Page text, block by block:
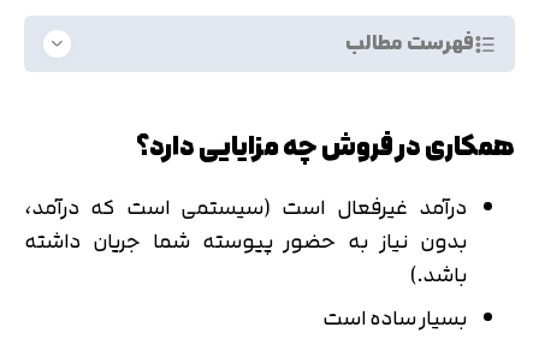
فهرست مطالب
همکاری در فروش چه مزایایی دارد؟
درآمد غیرفعال است (سیستمی است که درآمد،
بدون نیاز به حضور پیوسته شما جریان داشته
باشد.)
بسیار ساده است